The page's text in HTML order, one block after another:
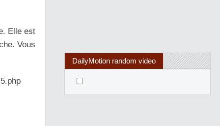
Elle est
Vous
DailyMotion random video